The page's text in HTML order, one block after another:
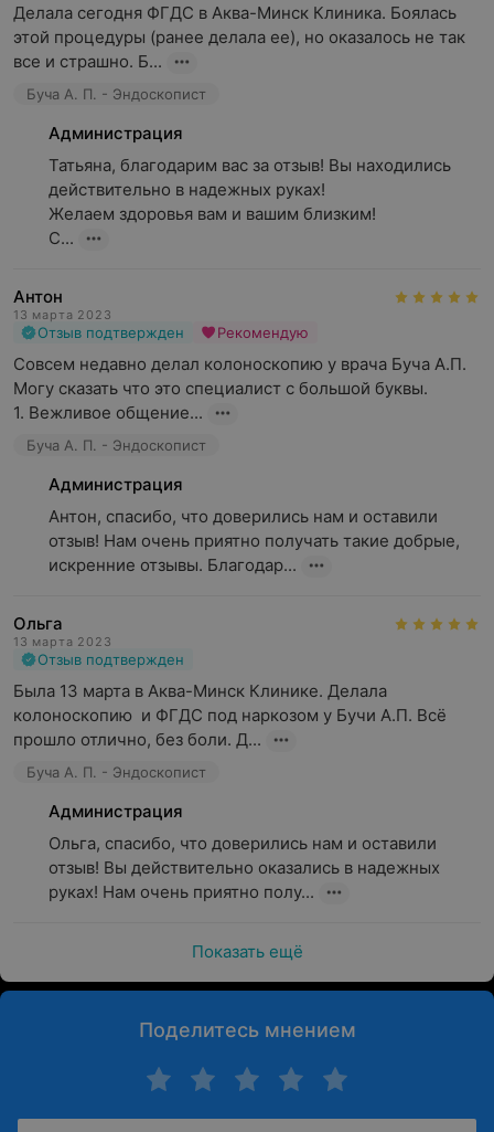
Делала сегодня ФГДС в Аква-Минск Клиника. Боялась
этой процедуры (ранее делала ее), но оказалось не так
все и страшно. Б...
Буча А. П. - Эндоскопист
Администрация
Татьяна, благодарим вас за отзыв! Вы находились
действительно в надежных руках!
Желаем здоровья вам и вашим близким!
С...
Антон
13 марта 2023
Отзыв подтвержден Рекомендую
Совсем недавно делал колоноскопию у врача Буча А.П.
Могу сказать что это специалист с большой буквы.
1. Вежливое общение...
Буча А. П. - Эндоскопист
Администрация
Антон, спасибо, что доверились нам и оставили
отзыв! Нам очень приятно получать такие добрые,
искренние отзывы. Благодар...
Ольга
13 марта 2023
Отзыв подтвержден
Была 13 марта в Аква-Минск Клинике. Делала
колоноскопию  и ФГДС под наркозом у Бучи А.П. Всё
прошло отлично, без боли. Д...
Буча А. П. - Эндоскопист
Администрация
Ольга, спасибо, что доверились нам и оставили
отзыв! Вы действительно оказались в надежных
руках! Нам очень приятно полу...
Показать ещё
Поделитесь мнением